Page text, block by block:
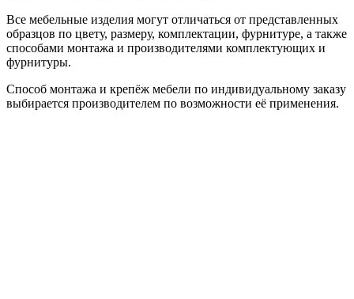
Все мебельные изделия могут отличаться от представленных
образцов по цвету, размеру, комплектации, фурнитуре, а также
способами монтажа и производителями комплектующих и
фурнитуры.
Способ монтажа и крепёж мебели по индивидуальному заказу
выбирается производителем по возможности её применения.